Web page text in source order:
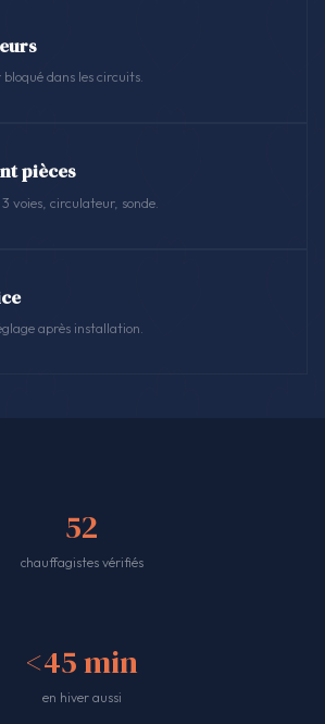
dans les circuits.
pièces
voies, circulateur, sonde.
après installation.
52
chauffagistes vérifiés
<45 min
en hiver aussi